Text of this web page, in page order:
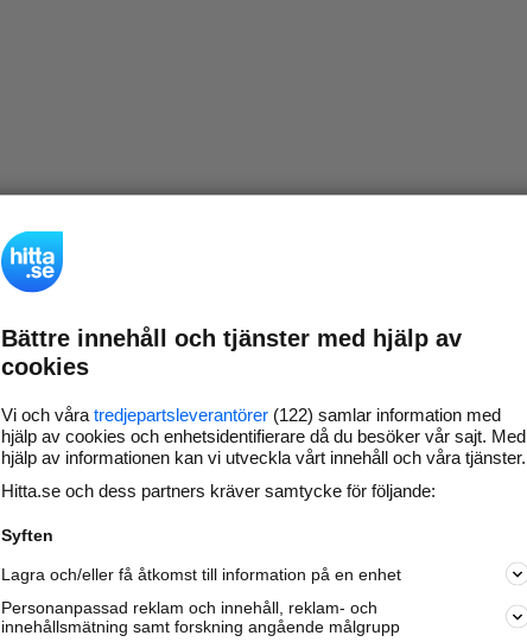
Bättre innehåll och tjänster med hjälp av
cookies
Vi och våra tredjepartsleverantörer (122) samlar information med
hjälp av cookies och enhetsidentifierare då du besöker vår sajt. Med
hjälp av informationen kan vi utveckla vårt innehåll och våra tjänster.
Hitta.se och dess partners kräver samtycke för följande:
Syften
Lagra och/eller få åtkomst till information på en enhet
Personanpassad reklam och innehåll, reklam- och
innehållsmätning samt forskning angående målgrupp